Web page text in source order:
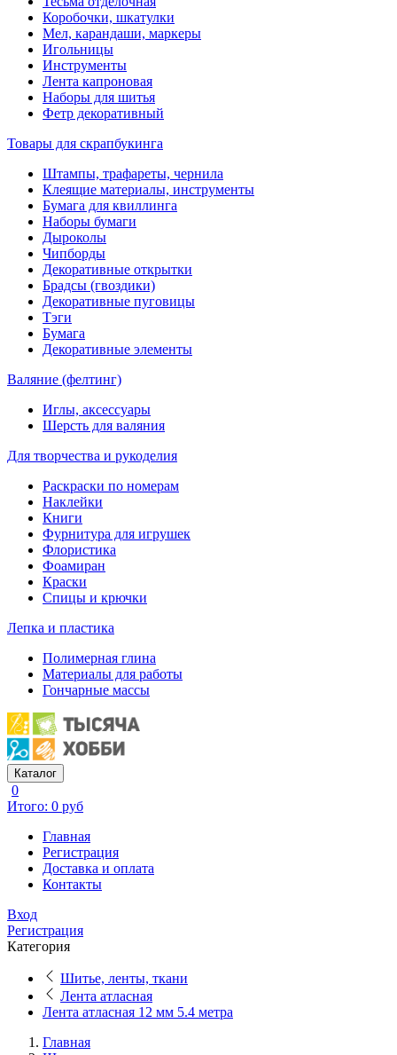
Коробочки, шкатулки
Мел, карандаши, маркеры
Игольницы
Инструменты
Лента капроновая
Наборы для шитья
Фетр декоративный
Товары для скрапбукинга
Штампы, трафареты, чернила
Клеящие материалы, инструменты
Бумага для квиллинга
Наборы бумаги
Дыроколы
Чипборды
Декоративные открытки
Брадсы (гвоздики)
Декоративные пуговицы
Тэги
Бумага
Декоративные элементы
Валяние (фелтинг)
Иглы, аксессуары
Шерсть для валяния
Для творчества и рукоделия
Раскраски по номерам
Наклейки
Книги
Фурнитура для игрушек
Флористика
Фоамиран
Краски
Спицы и крючки
Лепка и пластика
Полимерная глина
Материалы для работы
Гончарные массы
Каталог
0
Итого: 0 руб
Главная
Регистрация
Доставка и оплата
Контакты
Вход
Регистрация
Категория
Шитье, ленты, ткани
Лента атласная
Лента атласная 12 мм 5.4 метра
Главная